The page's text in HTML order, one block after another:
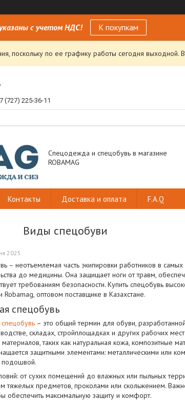
с учетом НДС! К покупкам
поскольку по ее графику работы сегодня
(727) 225-36-11
Спецодежда и спецобувь в магазине
ROBAMAG
Контакты Доставка и оплата F.A.Q
Виды спецобуви
2025
– неотъемлемая часть экипировки работников в самых
до медицины. Она защищает ноги от травм,
требованиям безопасности. Купить спецобувь
Robamag, оптовом поставщике в Казахстане.
спецобувь
– это общий термин для обуви,
складах, стройплощадках и других рабочих
таких как натуральная кожа, композитные
защитными элементами: металлическими или
подошвой.
от сухих помещений до влажных или пыльных
тяжелых предметов, проколами или скольжением.
обеспечить максимальную защиту и комфорт.